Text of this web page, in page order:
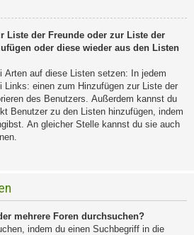
Liste der Freunde oder zur Liste der
oder diese wieder aus den Listen
Arten auf diese Listen setzen: In jedem
Links: einen zum Hinzufügen zur Liste der
des Benutzers. Außerdem kannst du
Benutzer zu den Listen hinzufügen, indem
An gleicher Stelle kannst du sie auch
mehrere Foren durchsuchen?
indem du einen Suchbegriff in die